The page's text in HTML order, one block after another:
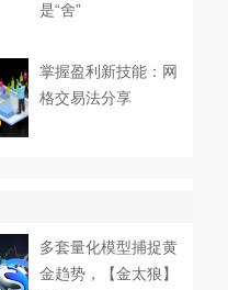
是“舍”
掌握盈利新技能：网
格交易法分享
多套量化模型捕捉黄
金趋势，【金太狼】